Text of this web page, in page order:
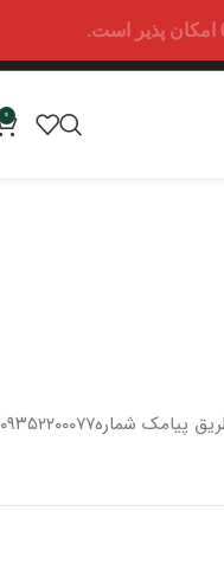
0
پیامک شماره۰۹۳۵۲۲۰۰۰۷۷ امکان پذیر است